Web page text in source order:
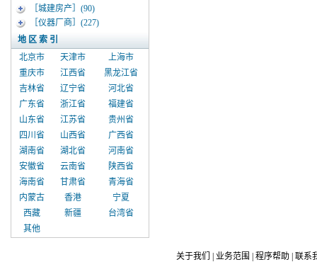
［城建房产］ (90)
［仪器厂商］ (227)
地 区 索 引
北京市
天津市
上海市
重庆市
江西省
黑龙江省
吉林省
辽宁省
河北省
广东省
浙江省
福建省
山东省
江苏省
贵州省
四川省
山西省
广西省
湖南省
湖北省
河南省
安徽省
云南省
陕西省
海南省
甘肃省
青海省
内蒙古
香港
宁夏
西藏
新疆
台湾省
其他
关于我们 业务范围 程序帮助 联系